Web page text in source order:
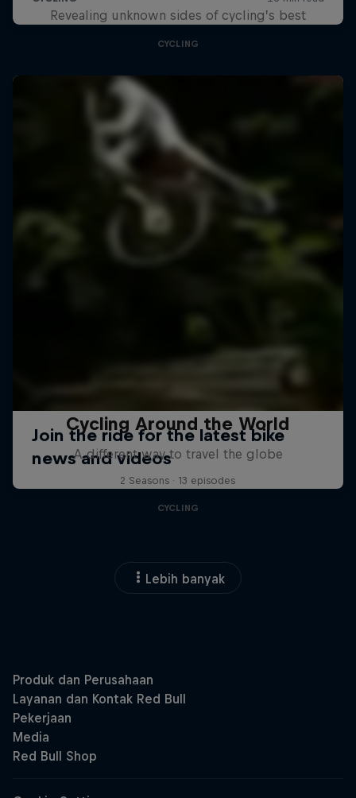
Revealing unknown sides of cycling’s best
CYCLING
Cycling Around the World
A different way to travel the globe
2 Seasons · 13 episodes
CYCLING
Lebih banyak